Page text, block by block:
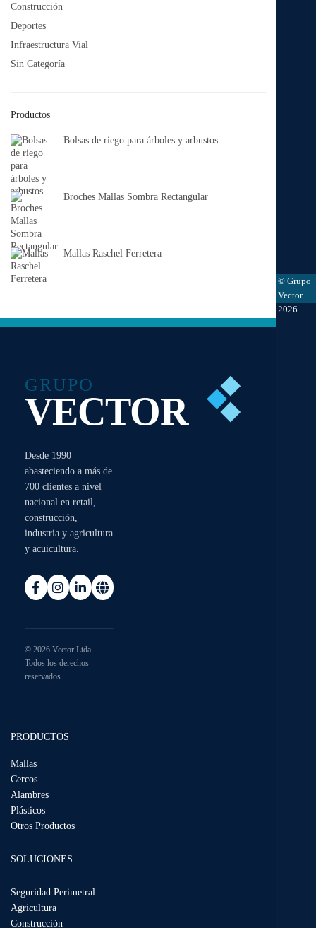
Construcción
Deportes
Infraestructura Vial
Sin Categoría
Productos
Bolsas de riego para árboles y arbustos
Broches Mallas Sombra Rectangular
Mallas Raschel Ferretera
GRUPO
VECTOR
Desde 1990
abasteciendo a más de
700 clientes a nivel
nacional en retail,
construcción,
industria y agricultura
y acuicultura.
© 2026 Vector Ltda.
Todos los derechos
reservados.
PRODUCTOS
Mallas
Cercos
Alambres
Plásticos
Otros Productos
SOLUCIONES
Seguridad Perimetral
Agricultura
Construcción
© Grupo
Vector
2026